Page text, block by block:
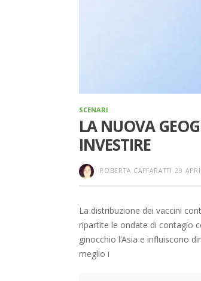
SCENARI
LA NUOVA
INVESTIRE
ROBERTA CAFFARATTI 29
La distribuzione dei vaccini
ripartite le ondate di contagio
ginocchio l’Asia e influiscono
meglio i